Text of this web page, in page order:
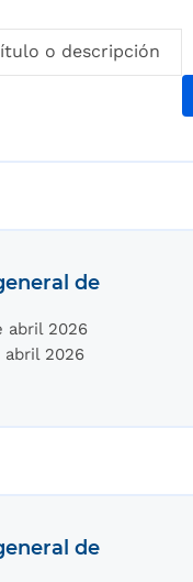
de
abril 2026
abril 2026
de